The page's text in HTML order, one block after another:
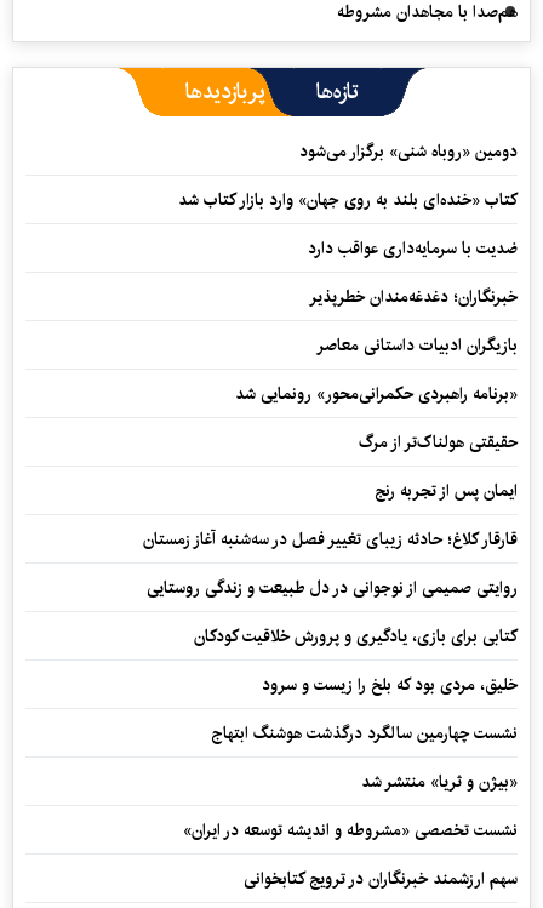
هم‌صدا با مجاهدان مشروطه
تازه‌ها پربازدیدها
دومین «روباه شنی» برگزار می‌شود
کتاب «خنده‌ای بلند به روی جهان» وارد بازار کتاب شد
ضدیت با سرمایه‌داری عواقب دارد
خبرنگاران؛ دغدغه‌مندان خطرپذیر
بازیگران ادبیات داستانی معاصر
«برنامه راهبردی حکمرانی‌محور» رونمایی شد
حقیقتی هولناک‌تر از مرگ
ایمان پس از تجربه رنج
قارقار کلاغ؛ حادثه زیبای تغییر فصل در سه‌شنبه آغاز زمستان
روایتی صمیمی از نوجوانی در دل طبیعت و زندگی روستایی
کتابی برای بازی، یادگیری و پرورش خلاقیت کودکان
خلیق، مردی بود که بلخ را زیست و سرود
نشست چهارمین سالگرد درگذشت هوشنگ ابتهاج
«بیژن و ثریا» منتشر شد
نشست تخصصی «مشروطه و اندیشه توسعه در ایران»
سهم ارزشمند خبرنگاران در ترویج کتابخوانی